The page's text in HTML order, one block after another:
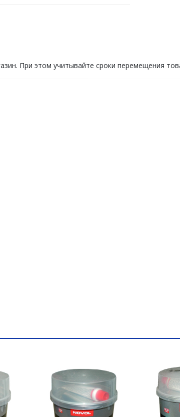
При этом учитывайте сроки перемещения